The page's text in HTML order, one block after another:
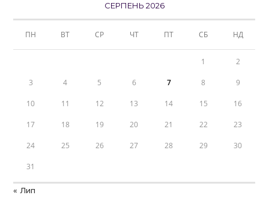
СЕРПЕНЬ 2026
ПН ВТ СР ЧТ ПТ СБ НД
1 2
3 4 5 6 7 8 9
10 11 12 13 14 15 16
17 18 19 20 21 22 23
24 25 26 27 28 29 30
31
« Лип